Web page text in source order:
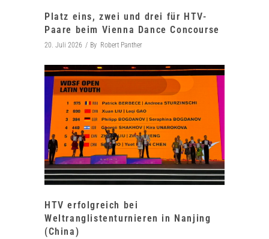
Platz eins, zwei und drei für HTV-
Paare beim Vienna Dance Concourse
20. Juli 2026 By Robert Panther
HTV erfolgreich bei
Weltranglistenturnieren in Nanjing
(China)